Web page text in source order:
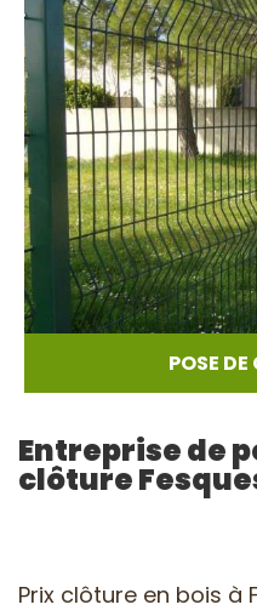
POSE
Entreprise de
clôture
Prix clôture en bois à